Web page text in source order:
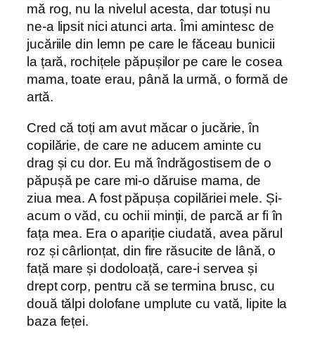
mă rog, nu la nivelul acesta, dar totuși nu
ne-a lipsit nici atunci arta. Îmi amintesc de
jucăriile din lemn pe care le făceau bunicii
la țară, rochițele păpușilor pe care le cosea
mama, toate erau, până la urmă, o formă de
artă.
Cred că toți am avut măcar o jucărie, în
copilărie, de care ne aducem aminte cu
drag și cu dor. Eu mă îndrăgostisem de o
păpușă pe care mi-o dăruise mama, de
ziua mea. A fost păpușa copilăriei mele. Și-
acum o văd, cu ochii minții, de parcă ar fi în
fața mea. Era o apariție ciudată, avea părul
roz și cârlionțat, din fire răsucite de lână, o
față mare și dodoloață, care-i servea și
drept corp, pentru că se termina brusc, cu
două tălpi dolofane umplute cu vată, lipite la
baza feței.